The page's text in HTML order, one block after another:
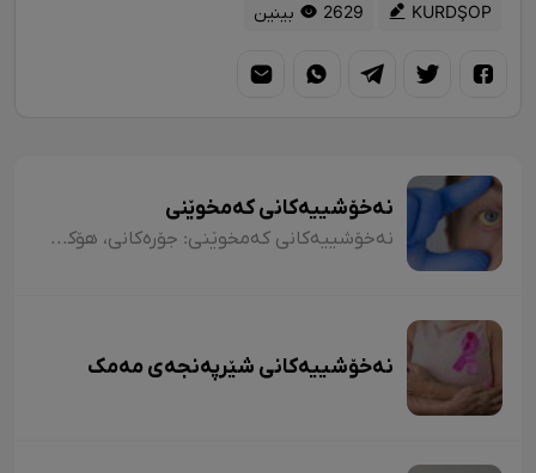
KURDŞOP 2629 بینین
نەخۆشییەکانی کەمخوێنی
نەخۆشییەکانی کەمخوێنی: جۆرەکانی، هۆکارەکان، نیشانەکان، شێوازی چارەسەرکردن و کەی پێویستە مرۆڤ بچێتە نەخۆشخانە یان لای پزیشک؟
نەخۆشییەکانی شێرپەنجەی مەمک